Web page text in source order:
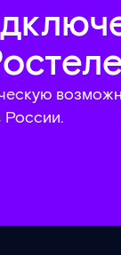
России.